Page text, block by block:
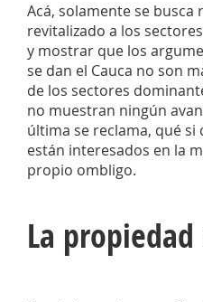
Acá, solamente se
revitalizado a los
y mostrar que los
se dan el Cauca no son
de los sectores
no muestran ningún
última se reclama, qué
están interesados en la
propio ombligo.
La